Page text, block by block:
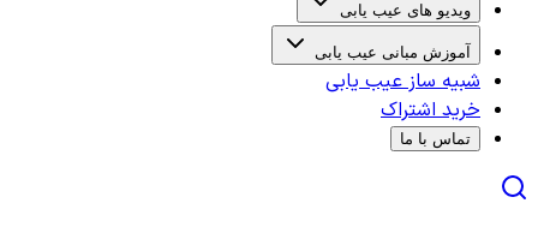
ویدیو های عیب یابی
آموزش مبانی عیب یابی
شبیه ساز عیب یابی
خرید اشتراک
تماس با ما